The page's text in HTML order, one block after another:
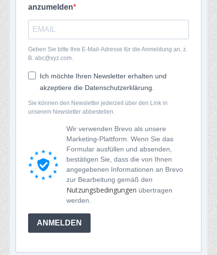
anzumelden
Geben Sie bitte Ihre E-Mail-Adresse für die Anmeldung an, z.
B. abc@xyz.com.
Ich möchte Ihren Newsletter erhalten und
akzeptiere die Datenschutzerklärung.
Sie können den Newsletter jederzeit über den Link in
unserem Newsletter abbestellen.
Wir verwenden Brevo als unsere
Marketing-Plattform. Wenn Sie das
Formular ausfüllen und absenden,
bestätigen Sie, dass die von Ihnen
angegebenen Informationen an Brevo
zur Bearbeitung gemäß den
Nutzungsbedingungen übertragen
werden.
ANMELDEN